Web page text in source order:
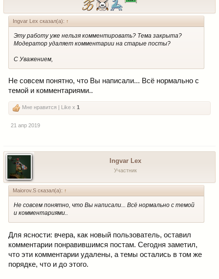
Ingvar Lex сказал(а): ↑
Эту работу уже нельзя комментировать? Тема закрыта?
Модератор удаляет комментарии на старые посты?
С Уважением,
Не совсем понятно, что Вы написали... Всё нормально с
темой и комментариями..
Мне нравится | Like x 1
21 апр 2019
Ingvar Lex
Участник
Maiorov.S сказал(а): ↑
Не совсем понятно, что Вы написали... Всё нормально с темой
и комментариями..
Для ясности: вчера, как новый пользователь, оставил
комментарии понравившимся постам. Сегодня заметил,
что эти комментарии удалены, а темы остались в том же
порядке, что и до этого.